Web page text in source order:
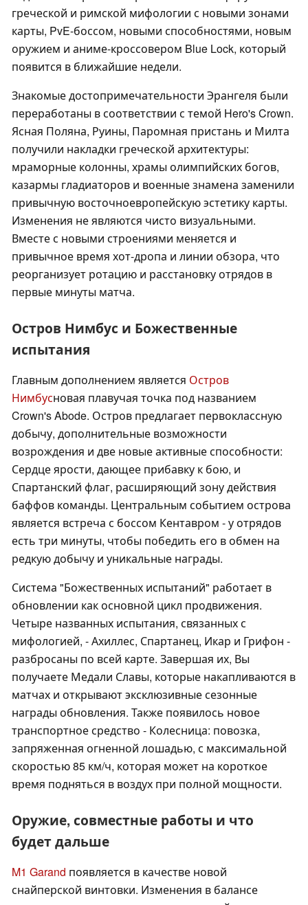
греческой и римской мифологии с новыми зонами
карты, PvE-боссом, новыми способностями, новым
оружием и аниме-кроссовером Blue Lock, который
появится в ближайшие недели.
Знакомые достопримечательности Эрангеля были
переработаны в соответствии с темой Hero's Crown.
Ясная Поляна, Руины, Паромная пристань и Милта
получили накладки греческой архитектуры:
мраморные колонны, храмы олимпийских богов,
казармы гладиаторов и военные знамена заменили
привычную восточноевропейскую эстетику карты.
Изменения не являются чисто визуальными.
Вместе с новыми строениями меняется и
привычное время хот-дропа и линии обзора, что
реорганизует ротацию и расстановку отрядов в
первые минуты матча.
Остров Нимбус и Божественные
испытания
Главным дополнением является Остров
Нимбусновая плавучая точка под названием
Crown's Abode. Остров предлагает первоклассную
добычу, дополнительные возможности
возрождения и две новые активные способности:
Сердце ярости, дающее прибавку к бою, и
Спартанский флаг, расширяющий зону действия
баффов команды. Центральным событием острова
является встреча с боссом Кентавром - у отрядов
есть три минуты, чтобы победить его в обмен на
редкую добычу и уникальные награды.
Система "Божественных испытаний" работает в
обновлении как основной цикл продвижения.
Четыре названных испытания, связанных с
мифологией, - Ахиллес, Спартанец, Икар и Грифон -
разбросаны по всей карте. Завершая их, Вы
получаете Медали Славы, которые накапливаются в
матчах и открывают эксклюзивные сезонные
награды обновления. Также появилось новое
транспортное средство - Колесница: повозка,
запряженная огненной лошадью, с максимальной
скоростью 85 км/ч, которая может на короткое
время подняться в воздух при полной мощности.
Оружие, совместные работы и что
будет дальше
M1 Garand появляется в качестве новой
снайперской винтовки. Изменения в балансе